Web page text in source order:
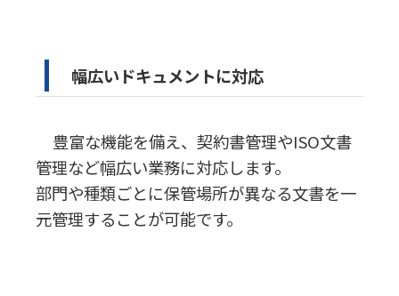
幅広いドキュメントに対応
豊富な機能を備え、契約書管理やISO文書
管理など幅広い業務に対応します。
部門や種類ごとに保管場所が異なる文書を一
元管理することが可能です。